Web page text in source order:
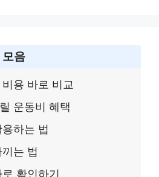
모음
용 바로 비교
운동비 혜택
하는 법
는 법
확인하기